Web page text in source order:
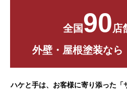
全国90店
外壁・屋根塗装なら
ハケと手は、お客様に寄り添った「